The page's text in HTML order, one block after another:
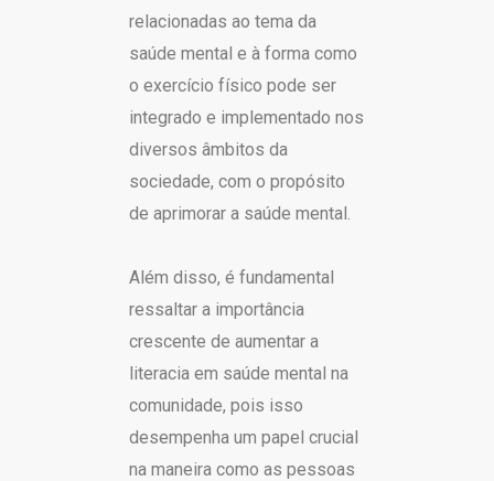
relacionadas ao tema da
saúde mental e à forma como
o exercício físico pode ser
integrado e implementado nos
diversos âmbitos da
sociedade, com o propósito
de aprimorar a saúde mental.
Além disso, é fundamental
ressaltar a importância
crescente de aumentar a
literacia em saúde mental na
comunidade, pois isso
desempenha um papel crucial
na maneira como as pessoas